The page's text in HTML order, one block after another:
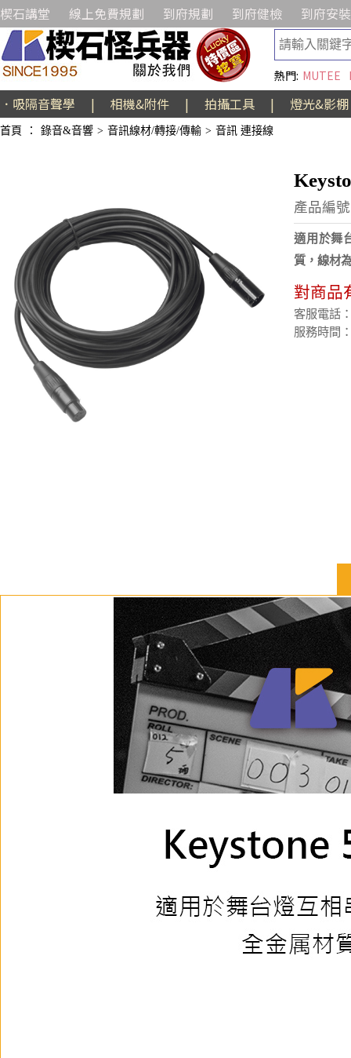
楔石講堂 線上免費規劃 到府規劃 到府健檢 到府安裝
熱門: MUTEE
．吸隔音聲學 | 相機&附件 | 拍攝工具 | 燈光&影棚
首頁 ： 錄音&音響 > 音訊線材/轉接/傳輸 > 音訊 連接線
產品編
適用於舞
質，線材
對商品
客服電話
服務時間